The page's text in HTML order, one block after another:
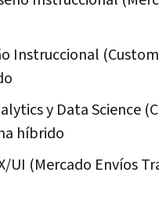
Instruccional
y Data Science
híbrido
UI (Mercado Envíos